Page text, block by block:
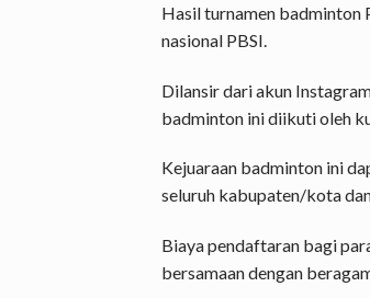
Hasil turnamen badminton
nasional PBSI.
Dilansir dari akun
badminton ini diikuti oleh
Kejuaraan badminton ini
seluruh kabupaten/kota
Biaya pendaftaran bagi
bersamaan dengan